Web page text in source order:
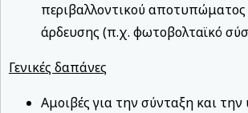
περιβαλλοντικού αποτυπώματος
άρδευσης (π.χ. φωτοβολταϊκό
Γενικές δαπάνες
Αμοιβές για την σύνταξη και